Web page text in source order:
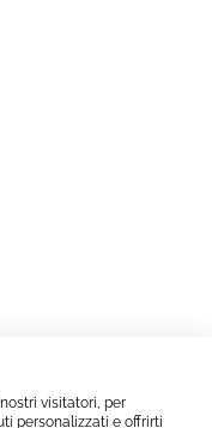
visitatori, per
personalizzati e offrirti